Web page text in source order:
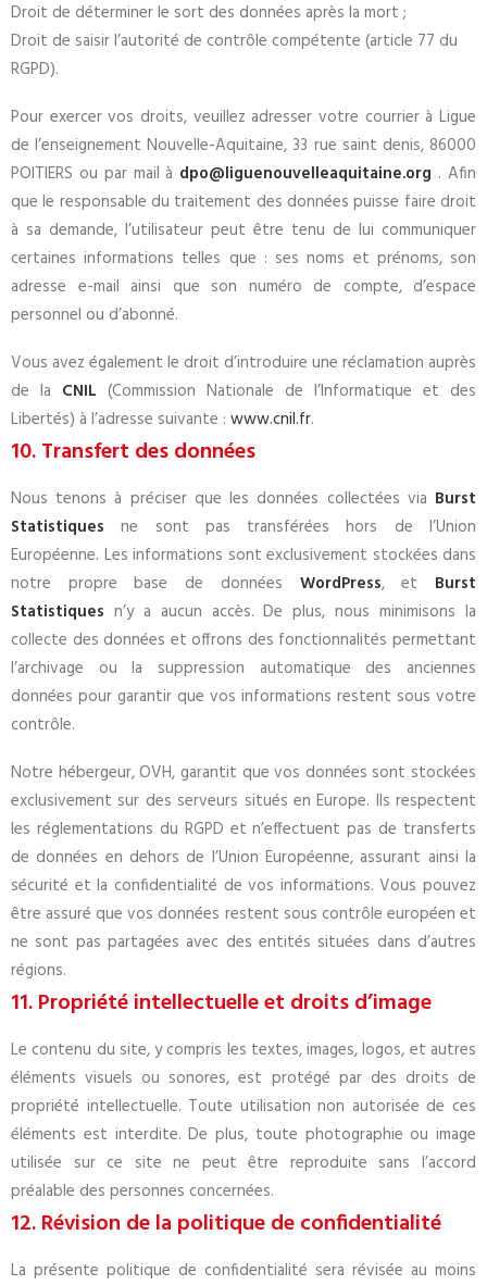
Droit de déterminer le sort des données après la mort ;
Droit de saisir l’autorité de contrôle compétente (article 77 du
RGPD).
Pour exercer vos droits, veuillez adresser votre courrier à Ligue
de l’enseignement Nouvelle-Aquitaine, 33 rue saint denis, 86000
POITIERS ou par mail à dpo@liguenouvelleaquitaine.org . Afin
que le responsable du traitement des données puisse faire droit
à sa demande, l’utilisateur peut être tenu de lui communiquer
certaines informations telles que : ses noms et prénoms, son
adresse e-mail ainsi que son numéro de compte, d’espace
personnel ou d’abonné.
Vous avez également le droit d’introduire une réclamation auprès
de la CNIL (Commission Nationale de l’Informatique et des
Libertés) à l’adresse suivante : www.cnil.fr.
10. Transfert des données
Nous tenons à préciser que les données collectées via Burst
Statistiques ne sont pas transférées hors de l’Union
Européenne. Les informations sont exclusivement stockées dans
notre propre base de données WordPress, et Burst
Statistiques n’y a aucun accès. De plus, nous minimisons la
collecte des données et offrons des fonctionnalités permettant
l’archivage ou la suppression automatique des anciennes
données pour garantir que vos informations restent sous votre
contrôle.
Notre hébergeur, OVH, garantit que vos données sont stockées
exclusivement sur des serveurs situés en Europe. Ils respectent
les réglementations du RGPD et n’effectuent pas de transferts
de données en dehors de l’Union Européenne, assurant ainsi la
sécurité et la confidentialité de vos informations. Vous pouvez
être assuré que vos données restent sous contrôle européen et
ne sont pas partagées avec des entités situées dans d’autres
régions.
11. Propriété intellectuelle et droits d’image
Le contenu du site, y compris les textes, images, logos, et autres
éléments visuels ou sonores, est protégé par des droits de
propriété intellectuelle. Toute utilisation non autorisée de ces
éléments est interdite. De plus, toute photographie ou image
utilisée sur ce site ne peut être reproduite sans l’accord
préalable des personnes concernées.
12. Révision de la politique de confidentialité
La présente politique de confidentialité sera révisée au moins